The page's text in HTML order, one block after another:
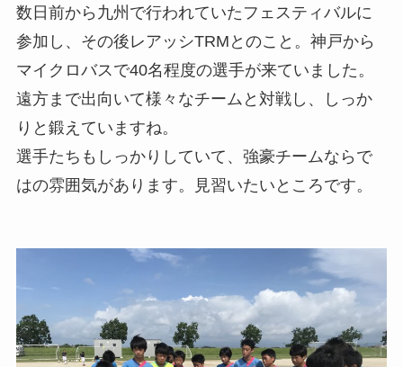
数日前から九州で行われていたフェスティバルに
参加し、その後レアッシTRMとのこと。神戸から
マイクロバスで40名程度の選手が来ていました。
遠方まで出向いて様々なチームと対戦し、しっか
りと鍛えていますね。
選手たちもしっかりしていて、強豪チームならで
はの雰囲気があります。見習いたいところです。